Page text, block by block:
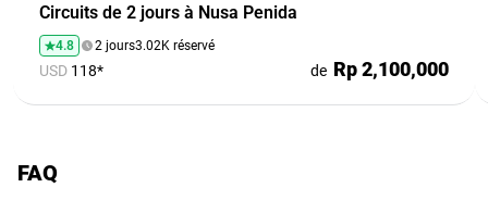
Circuits de 2 jours à Nusa Penida
4.8 2 jours3.02K réservé
USD 118* de Rp 2,100,000
FAQ